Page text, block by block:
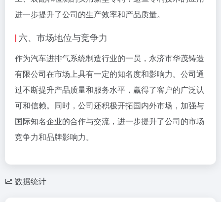
进一步提升了公司的生产效率和产品质量。
六、市场地位与竞争力
作为汽车进排气系统制造行业的一员，永济市华茂铸造
有限公司在市场上具有一定的知名度和影响力。公司通
过不断提升产品质量和服务水平，赢得了客户的广泛认
可和信赖。同时，公司还积极开拓国内外市场，加强与
国际知名企业的合作与交流，进一步提升了公司的市场
竞争力和品牌影响力。
数据统计